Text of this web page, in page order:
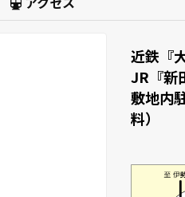
近鉄『
JR『新
敷地内
料）